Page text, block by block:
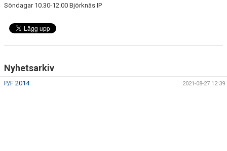
Söndagar 10.30-12.00 Björknäs IP
Nyhetsarkiv
P/F 2014 2021-08-27 12:39